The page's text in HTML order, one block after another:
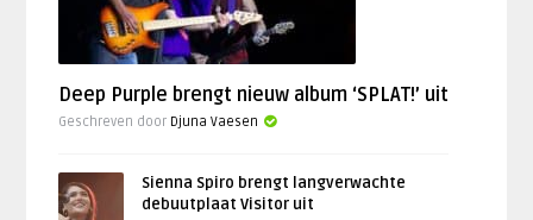
Deep Purple brengt nieuw album ‘SPLAT!’ uit
Geschreven door Djuna Vaesen
Sienna Spiro brengt langverwachte
debuutplaat Visitor uit